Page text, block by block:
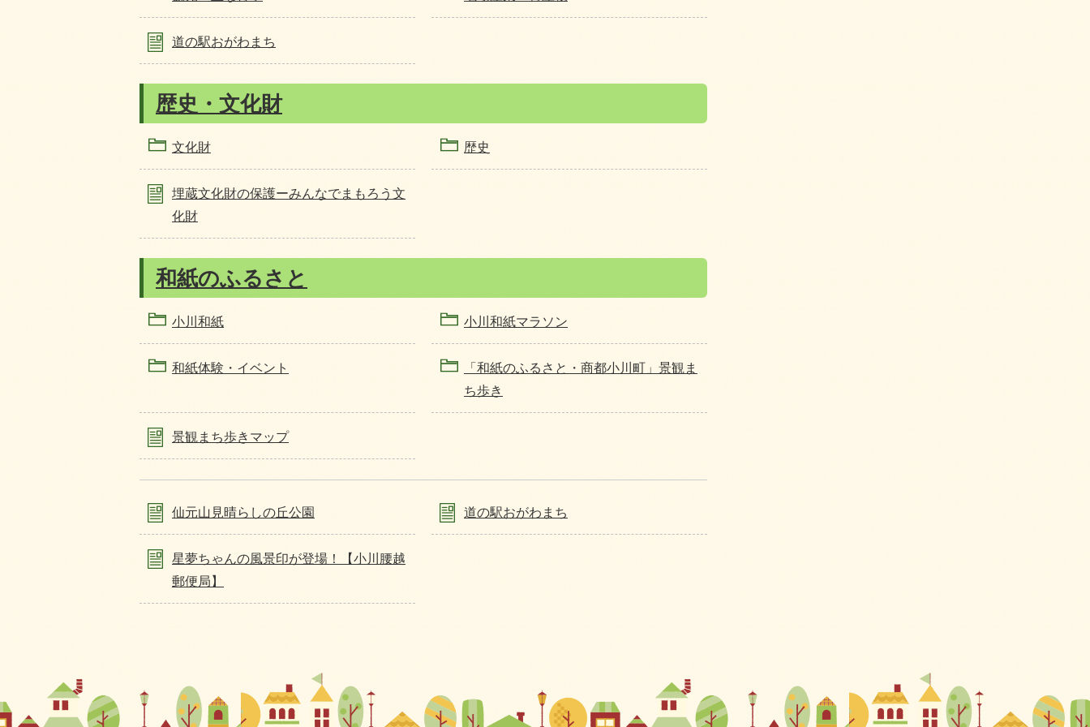
道の駅おがわまち
歴史・文化財
文化財 歴史
埋蔵文化財の保護ーみんなでまもろう文
化財
和紙のふるさと
小川和紙 小川和紙マラソン
和紙体験・イベント
「和紙のふるさと・商都小川町」景観ま
ち歩き
景観まち歩きマップ
仙元山見晴らしの丘公園 道の駅おがわまち
星夢ちゃんの風景印が登場！【小川腰越
郵便局】